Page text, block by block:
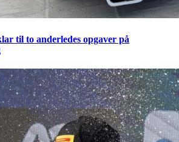
til to anderledes opgaver på